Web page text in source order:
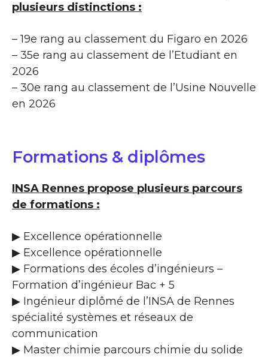
plusieurs distinctions :
– 19e rang au classement du Figaro en 2026
– 35e rang au classement de l’Etudiant en
2026
– 30e rang au classement de l’Usine Nouvelle
en 2026
Formations & diplômes
INSA Rennes propose plusieurs parcours
de formations :
▶ Excellence opérationnelle
▶ Excellence opérationnelle
▶ Formations des écoles d’ingénieurs –
Formation d’ingénieur Bac + 5
▶ Ingénieur diplômé de l’INSA de Rennes
spécialité systèmes et réseaux de
communication
▶ Master chimie parcours chimie du solide